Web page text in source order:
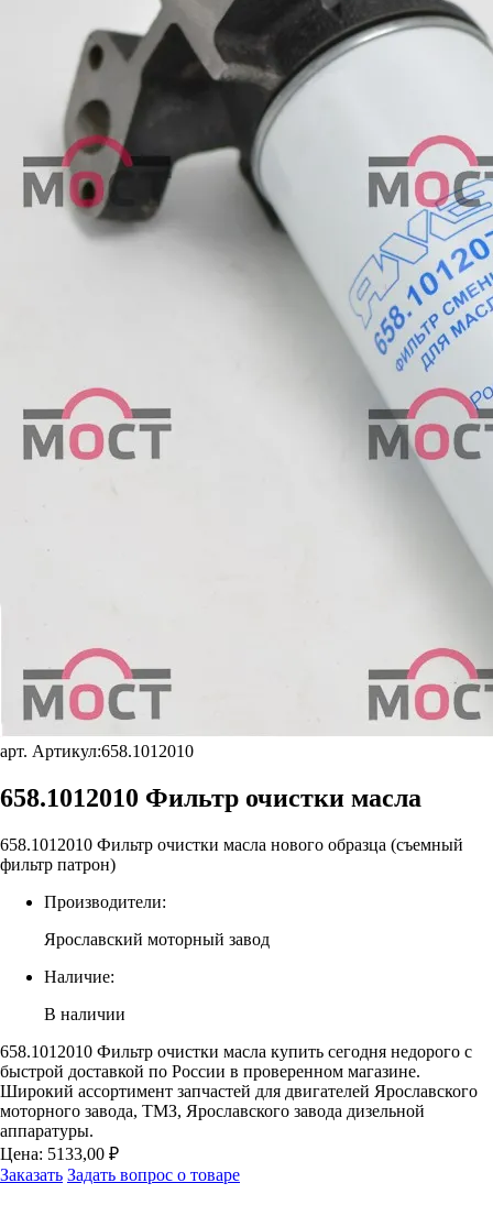
арт. Артикул:658.1012010
658.1012010 Фильтр очистки масла
658.1012010 Фильтр очистки масла нового образца (съемный
фильтр патрон)
Производители:
Ярославский моторный завод
Наличие:
В наличии
658.1012010 Фильтр очистки масла купить сегодня недорого с
быстрой доставкой по России в проверенном магазине.
Широкий ассортимент запчастей для двигателей Ярославского
моторного завода, ТМЗ, Ярославского завода дизельной
аппаратуры.
Цена: 5133,00 ₽
Заказать Задать вопрос о товаре